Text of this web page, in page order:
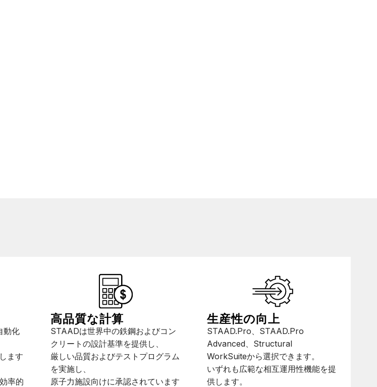
動化
ます
率的
高品質な計算
STAADは世界中の鉄鋼およびコン
クリートの設計基準を提供し、
厳しい品質およびテストプログラム
を実施し、
原子力施設向けに承認されています
生産性の向上
STAAD.Pro、STAAD.Pro
Advanced、Structural
WorkSuiteから選択できます。
いずれも広範な相互運用性機能を提
供します。